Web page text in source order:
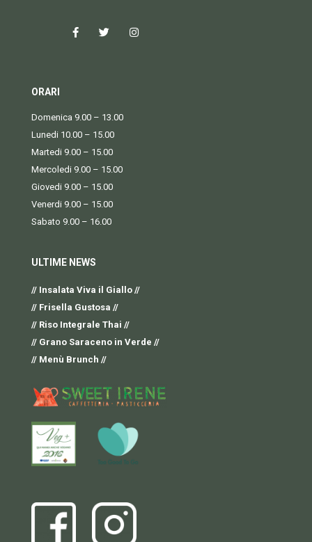
ORARI
Domenica 9.00 – 13.00
Lunedi 10.00 – 15.00
Martedi 9.00 – 15.00
Mercoledi 9.00 – 15.00
Giovedi 9.00 – 15.00
Venerdi 9.00 – 15.00
Sabato 9.00 – 16.00
ULTIME NEWS
// Insalata Viva il Giallo //
// Frisella Gustosa //
// Riso Integrale Thai //
// Grano Saraceno in Verde //
// Menù Brunch //